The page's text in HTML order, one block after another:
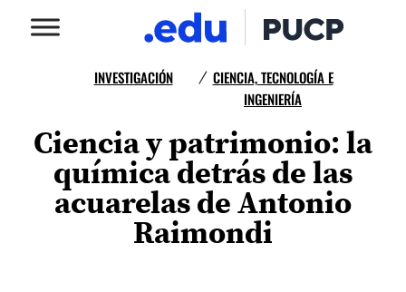
INVESTIGACIÓN / CIENCIA, TECNOLOGÍA E
INGENIERÍA
Ciencia y patrimonio: la
química detrás de las
acuarelas de Antonio
Raimondi